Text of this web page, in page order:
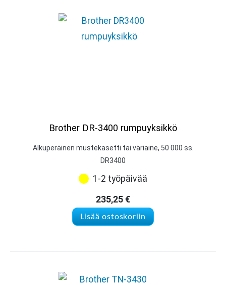
Brother DR-3400 rumpuyksikkö
Alkuperäinen mustekasetti tai väriaine, 50 000 ss.
DR3400
1-2 työpäivää
235,25€
Lisää ostoskoriin